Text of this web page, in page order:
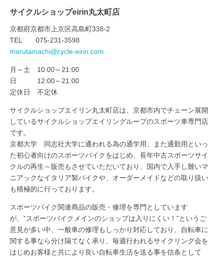
サイクルショップeirin丸太町店
京都府京都市上京区高島町338-2
TEL 075-231-3598
marutamachi@cycle-eirin.com
月～土 10:00～21:00
日 12:00～21:00
定休日 不定休
サイクルショップエイリン丸太町店は、京都市内でチェーン展開
しているサイクルショップエイリングループのスポーツ車専門店
です。
京都大学 同志社大学に通われる為の通学用、また通勤用といっ
た初心者向けのスポーツバイクをはじめ、長年中古スポーツサイ
クルの再生～販売もさせていただいており、国内で入手し難いマ
ニアックなイタリア製バイクや、オーダーメイドなどの取り扱い
も積極的に行っております。
スポーツバイク関連商品の販売・修理を専門としています
が、”スポーツバイクメインのショップは入りにくい！”というご
意見が多い中、一般車の修理もしっかり対応しており、自転車に
関する事なら分け隔てなく承り、毎週行われるサイクリング会を
はじめお客様と共により良い自転車生活を送る事を信条として